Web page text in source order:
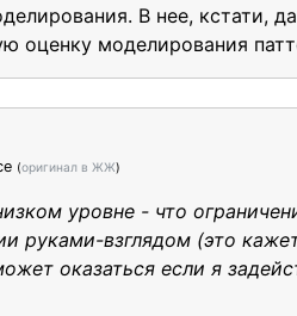
В нее, кстати,
оценку моделирования
(оригинал в ЖЖ)
уровне - что
руками-взглядом (это
оказаться если я